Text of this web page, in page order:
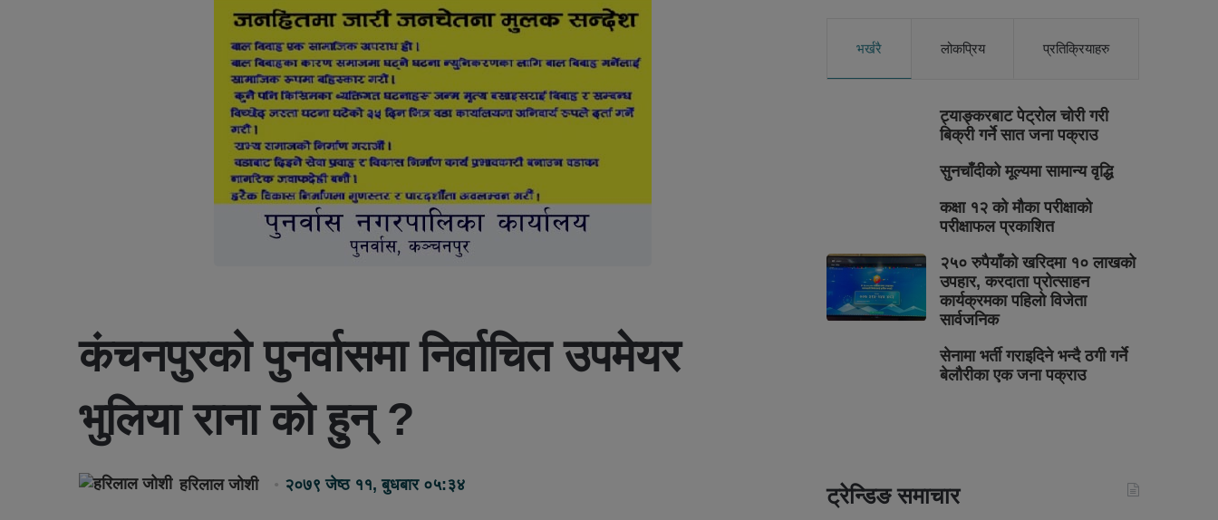
कंचनपुरको पुनर्वासमा निर्वाचित उपमेयर
भुलिया राना को हुन् ?
हरिलाल जोशी २०७९ जेष्ठ ११, बुधबार ०५:३४
भर्खरै लोकप्रिय प्रतिक्रियाहरु
ट्याङ्करबाट पेट्रोल चोरी गरी
बिक्री गर्ने सात जना पक्राउ
सुनचाँदीको मूल्यमा सामान्य वृद्धि
कक्षा १२ को मौका परीक्षाको
परीक्षाफल प्रकाशित
२५० रुपैयाँको खरिदमा १० लाखको
उपहार, करदाता प्रोत्साहन
कार्यक्रमका पहिलो विजेता
सार्वजनिक
सेनामा भर्ती गराइदिने भन्दै ठगी गर्ने
बेलौरीका एक जना पक्राउ
ट्रेन्डिङ समाचार